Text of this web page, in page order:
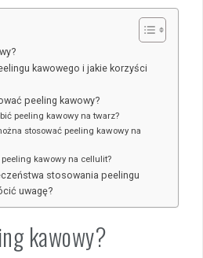
kawowego i jakie korzyści
peeling kawowy?
peeling kawowy na twarz?
stosować peeling kawowy na
kawowy na cellulit?
stosowania peelingu
uwagę?
kawowy?